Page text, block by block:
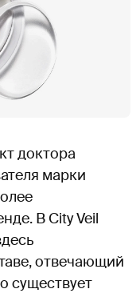
доктора
марки
В City Veil
отвечающий
существует